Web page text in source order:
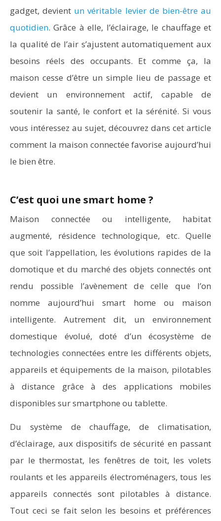
gadget, devient un véritable levier de bien-être au
quotidien. Grâce à elle, l’éclairage, le chauffage et
la qualité de l’air s’ajustent automatiquement aux
besoins réels des occupants. Et comme ça, la
maison cesse d’être un simple lieu de passage et
devient un environnement actif, capable de
soutenir la santé, le confort et la sérénité. Si vous
vous intéressez au sujet, découvrez dans cet article
comment la maison connectée favorise aujourd’hui
le bien être.
C’est quoi une smart home ?
Maison connectée ou intelligente, habitat
augmenté, résidence technologique, etc. Quelle
que soit l’appellation, les évolutions rapides de la
domotique et du marché des objets connectés ont
rendu possible l’avènement de celle que l’on
nomme aujourd’hui smart home ou maison
intelligente. Autrement dit, un environnement
domestique évolué, doté d’un écosystème de
technologies connectées entre les différents objets,
appareils et équipements de la maison, pilotables
à distance grâce à des applications mobiles
disponibles sur smartphone ou tablette.
Du système de chauffage, de climatisation,
d’éclairage, aux dispositifs de sécurité en passant
par le thermostat, les fenêtres de toit, les volets
roulants et les appareils électroménagers, tous les
appareils connectés sont pilotables à distance.
Tout ceci se fait selon les besoins et préférences